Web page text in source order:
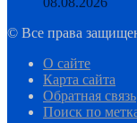
© Все права
О сайте
Карта сайта
Обратная связь
Поиск по